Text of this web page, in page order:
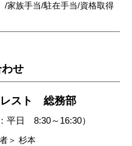
/家族手当/駐在手当/資格取得
わせ
レスト 総務部
平日 8:30～16:30）
＞ 杉本